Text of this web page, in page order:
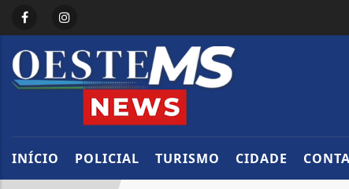
INÍCIO POLICIAL TURISMO CIDADE